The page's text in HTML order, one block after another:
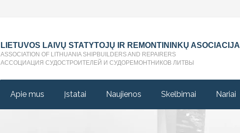
LIETUVOS LAIVŲ STATYTOJŲ IR REMONTININKŲ ASOCIACIJA
ASSOCIATION OF LITHUANIA SHIPBUILDERS AND REPAIRERS
АССОЦИАЦИЯ СУДОСТРОИТЕЛЕЙ И СУДОРЕМОНТНИКОВ ЛИТВЫ
Apie mus Įstatai Naujienos Skelbimai Nariai